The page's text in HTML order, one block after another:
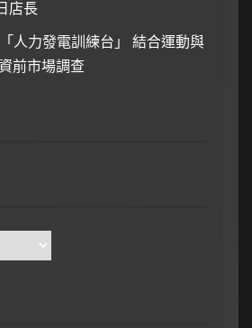
店長
人力發電訓練台」 結合運動與
前市場調查